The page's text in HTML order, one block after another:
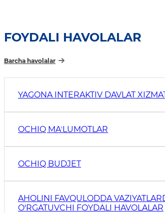
FOYDALI HAVOLALAR
Barcha havolalar
YAGONA INTERAKTIV DAVLAT
OCHIQ MAʼLUMOTLAR
OCHIQ BUDJET
AHOLINI FAVQULODDA
O'RGATUVCHI FOYDALI HAVOLALAR